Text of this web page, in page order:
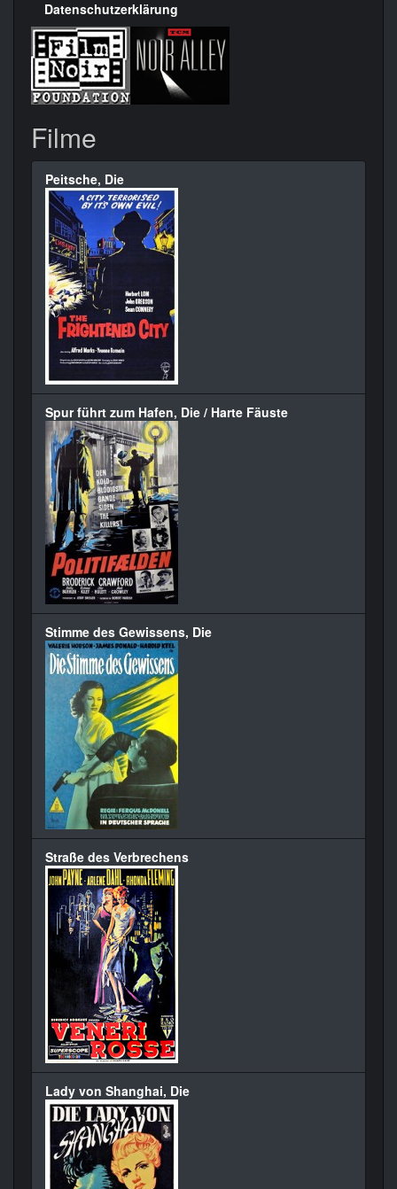
Datenschutzerklärung
Filme
Peitsche, Die
Spur führt zum Hafen, Die / Harte Fäuste
Stimme des Gewissens, Die
Straße des Verbrechens
Lady von Shanghai, Die